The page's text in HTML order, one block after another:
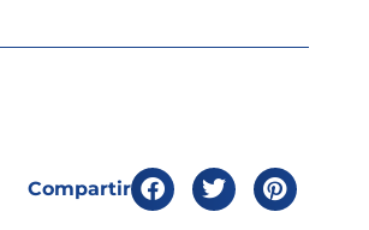
Compartir